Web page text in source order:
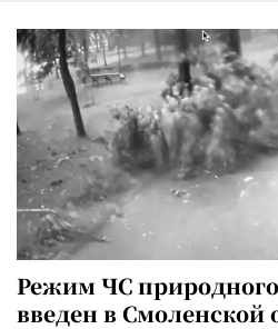
Режим ЧС природного
введен в Смоленской